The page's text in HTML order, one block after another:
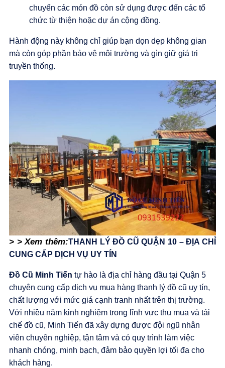
chuyển các món đồ còn sử dụng được đến các tổ
chức từ thiện hoặc dự án cộng đồng.
Hành động này không chỉ giúp bạn dọn dẹp không gian
mà còn góp phần bảo vệ môi trường và gìn giữ giá trị
truyền thống.
> > Xem thêm:THANH LÝ ĐỒ CŨ QUẬN 10 – ĐỊA CHỈ
CUNG CẤP DỊCH VỤ UY TÍN
Đồ Cũ Minh Tiến tự hào là địa chỉ hàng đầu tại Quận 5
chuyên cung cấp dịch vụ mua hàng thanh lý đồ cũ uy tín,
chất lượng với mức giá cạnh tranh nhất trên thị trường.
Với nhiều năm kinh nghiệm trong lĩnh vực thu mua và tái
chế đồ cũ, Minh Tiến đã xây dựng được đội ngũ nhân
viên chuyên nghiệp, tận tâm và có quy trình làm việc
nhanh chóng, minh bạch, đảm bảo quyền lợi tối đa cho
khách hàng.